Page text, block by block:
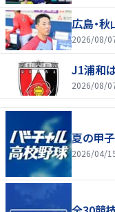
広島・
2026/08/
J1浦和
2026/08/
夏の甲
2026/04/